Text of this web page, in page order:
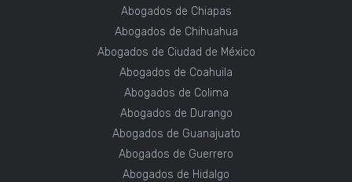
Abogados de Chiapas
Abogados de Chihuahua
Abogados de Ciudad de México
Abogados de Coahuila
Abogados de Colima
Abogados de Durango
Abogados de Guanajuato
Abogados de Guerrero
Abogados de Hidalgo